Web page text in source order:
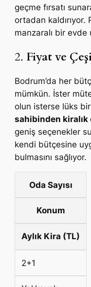
geçme fırsatı
ortadan
manzaralı bir
2. Fiyat ve
Bodrum’da her
mümkün. İster
olun isterse lüks
sahibinden kiralık
geniş seçenekler
kendi bütçesine
bulmasını sağlıyor.
Oda Sayısı
Konum
Aylık Kira (TL)
2+1